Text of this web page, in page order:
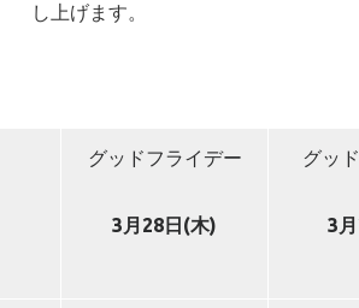
し上げます。
グッドフライデー
3 月28日(木)
グッ
3